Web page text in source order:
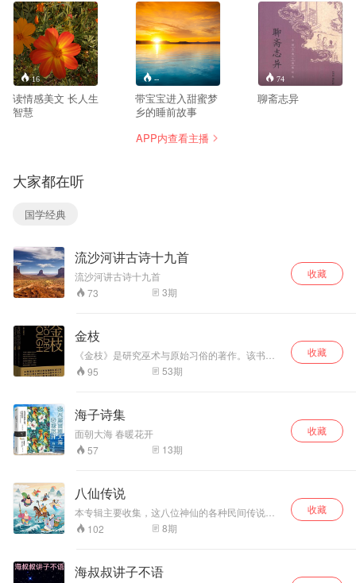
16
读情感美文 长人生
智慧
--
带宝宝进入甜蜜梦
乡的睡前故事
74
聊斋志异
APP内查看主播
大家都在听
国学经典
流沙河讲古诗十九首
流沙河讲古诗十九首
73
3期
收藏
金枝
《金枝》是研究巫术与原始习俗的著作。该书研
究了原始宗教、神话、巫术、仪式和原始人的心
理，从中考察原始人的个体主观活动，寻找宗教
95 53期
收藏
海子诗集
面朝大海 春暖花开
57
13期
收藏
八仙传说
本专辑主要收集，这八位神仙的各种民间传说故
事。102 8期
收藏
海叔叔讲子不语